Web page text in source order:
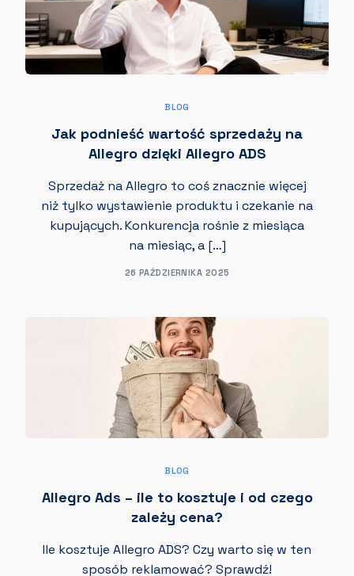
BLOG
Jak podnieść wartość sprzedaży na
Allegro dzięki Allegro ADS
Sprzedaż na Allegro to coś znacznie więcej
niż tylko wystawienie produktu i czekanie na
kupujących. Konkurencja rośnie z miesiąca
na miesiąc, a […]
26 PAŹDZIERNIKA 2025
BLOG
Allegro Ads – ile to kosztuje i od czego
zależy cena?
Ile kosztuje Allegro ADS? Czy warto się w ten
sposób reklamować? Sprawdź!